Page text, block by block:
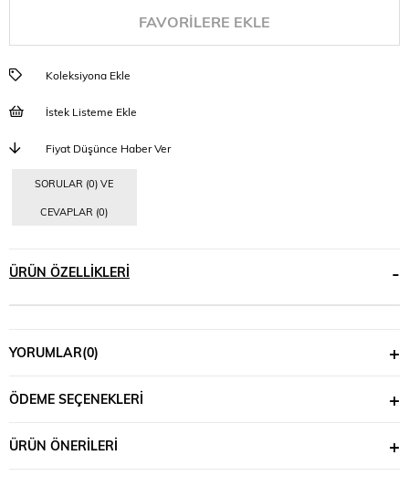
FAVORILERE EKLE
Koleksiyona Ekle
İstek Listeme Ekle
Fiyat Düşünce Haber Ver
SORULAR (0) VE
CEVAPLAR (0)
ÜRÜN ÖZELLIKLERI
YORUMLAR(0)
ÖDEME SEÇENEKLERI
ÜRÜN ÖNERILERI